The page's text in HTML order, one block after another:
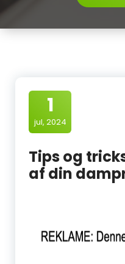
1
jul, 2024
Tips og
af din